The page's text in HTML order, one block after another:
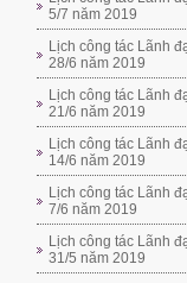
5/7 năm 2019
Lịch công tác Lãnh
28/6 năm 2019
Lịch công tác Lãnh
21/6 năm 2019
Lịch công tác Lãnh
14/6 năm 2019
Lịch công tác Lãnh
7/6 năm 2019
Lịch công tác Lãnh
31/5 năm 2019